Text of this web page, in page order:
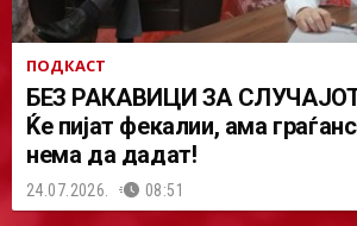
ПОДКАСТ
БЕЗ РАКАВИЦИ ЗА
Ќе пијат фекалии, ама
нема да дадат!
24.07.2026. 08:51